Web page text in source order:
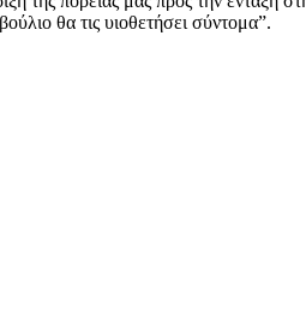
θα τις υιοθετήσει σύντομα”.